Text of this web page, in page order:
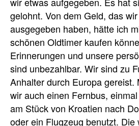
gelohnt. Von dem Geld, das
ausgegeben haben, hätte ich
schönen Oldtimer kaufen
Erinnerungen und unsere
sind unbezahlbar. Wir sind zu
Anhalter durch Europa gereist.
wir auch einen Fernbus,
am Stück von Kroatien nach
oder ein Flugzeug benutzt. Die